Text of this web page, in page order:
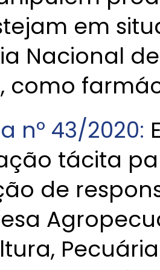
em
Nacional
como
nº 43/2020:
tácita
de